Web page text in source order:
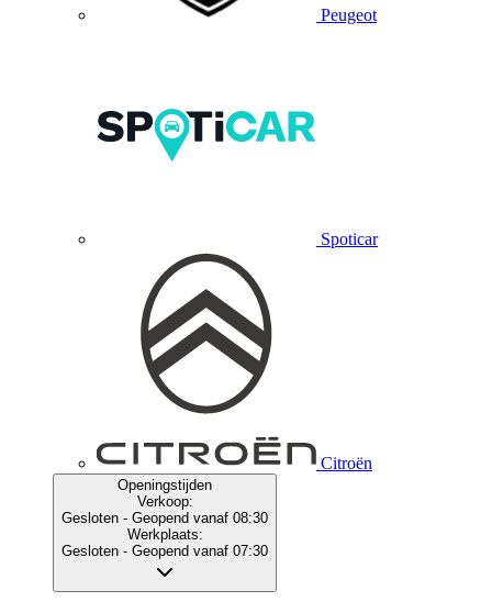
Peugeot
Spoticar
Citroën
Openingstijden
Verkoop:
Gesloten - Geopend vanaf 08:30
Werkplaats:
Gesloten - Geopend vanaf 07:30